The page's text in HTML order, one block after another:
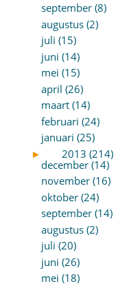
september (8)
augustus (2)
juli (15)
juni (14)
mei (15)
april (26)
maart (14)
februari (24)
januari (25)
►
2013 (214)
december (14)
november (16)
oktober (24)
september (14)
augustus (2)
juli (20)
juni (26)
mei (18)